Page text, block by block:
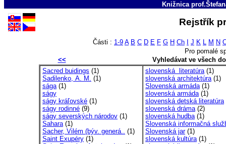
Knižnica
Rejstřík
Části : 1-9 A B C D E F G H Ch J K L M N
Pro pomalé
<<
Vyhledávat ve všech
Sacred buidings (1)
Sadilenko, A. M. (1)
sága(1)
ságy
ságy kráľovské (1)
ságy rodinné (9)
ságy severských národov (1)
Sahara(1)
Sacher, Vilém (býv. generá.. (1)
Saint Exupéry (1)
slovenská literatúra(1)
slovenská architektúra(1)
Slovenská armáda(1)
slovenská armáda(1)
slovenská detská literatúra
slovenská dráma(2)
slovenská hudba(1)
Slovenská informačná
Slovenská jar(1)
slovenská kultúra(1)